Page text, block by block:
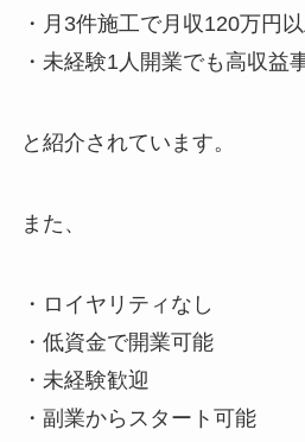
・月3件施工で月収120万円
・未経験1人開業でも高収益
と紹介されています。
また、
・ロイヤリティなし
・低資金で開業可能
・未経験歓迎
・副業からスタート可能